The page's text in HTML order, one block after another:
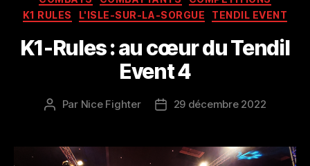
K1 RULES
L'ISLE-SUR-LA-SORGUE TENDIL EVENT
K1-Rules : au cœur du Tendil
Event 4
Auteur
Par Nice Fighter
Date29 décembre 2022